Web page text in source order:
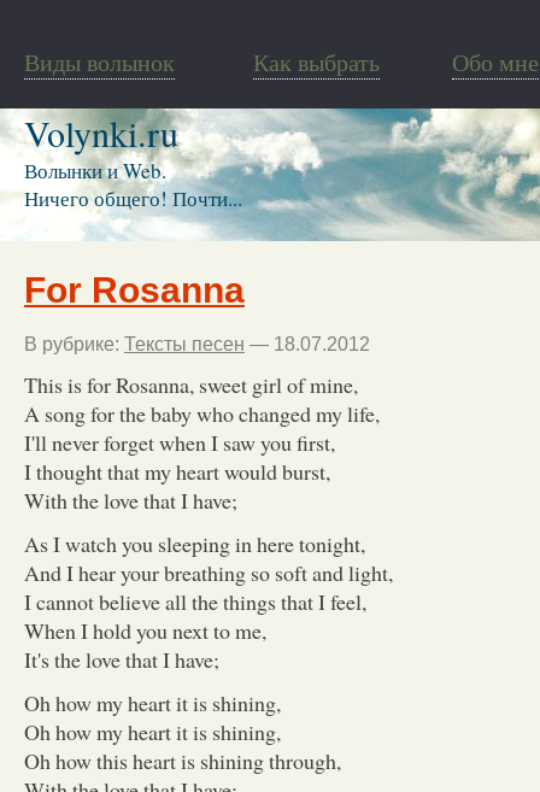
Виды волынок Как выбрать Обо мне
Volynki.ru
Волынки и Web.
Ничего общего! Почти...
For Rosanna
В рубрике: Тексты песен — 18.07.2012
This is for Rosanna, sweet girl of mine,
A song for the baby who changed my life,
I'll never forget when I saw you first,
I thought that my heart would burst,
With the love that I have;
As I watch you sleeping in here tonight,
And I hear your breathing so soft and light,
I cannot believe all the things that I feel,
When I hold you next to me,
It's the love that I have;
Oh how my heart it is shining,
Oh how my heart it is shining,
Oh how this heart is shining through,